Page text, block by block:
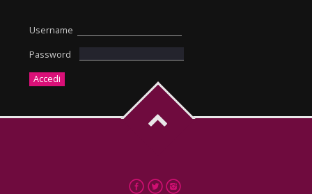
Username
Password